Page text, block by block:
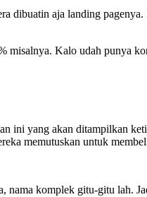
dibuatin aja landing
Kalo udah punya
ini yang akan ditampilkan
memutuskan untuk
nama komplek gitu-gitu lah.